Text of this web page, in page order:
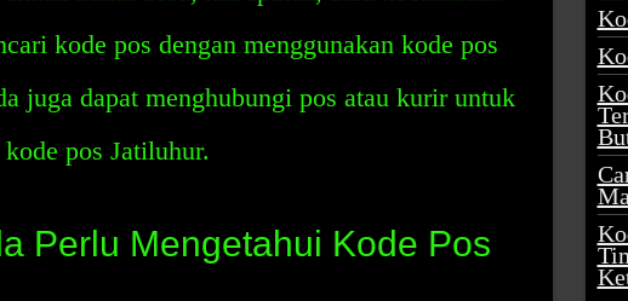
kode pos dengan menggunakan kode pos
juga dapat menghubungi pos atau kurir untuk
pos Jatiluhur.
Perlu Mengetahui Kode Pos